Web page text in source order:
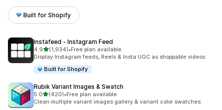
Built for Shopify
Instafeed ‑ Instagram Feed
4.9เต็ม 5 ดาว
(1,934)
ทั้งหมด 1934 รีวิว
•Free plan available
Display Instagram feeds, Reels & Insta UGC as shoppable videos
Built for Shopify
Rubik Variant Images & Swatch
5.0เต็ม 5 ดาว
(420)
ทั้งหมด 420 รีวิว
•Free plan available
Clean multiple variant images gallery & variant color swatches